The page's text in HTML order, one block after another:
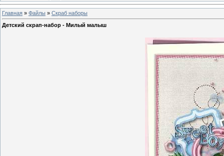
Главная » Файлы » Скраб наборы
Детский скрап-набор - Милый малыш